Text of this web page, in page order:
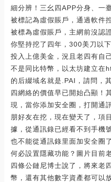
細分辨！三幺四APP分身、一
被標記為虛假賬戶，通過軟件
被標為虛假賬戶，主網前沒認
你堅持挖了四年，300美刀以
投入上億美金，況且老四有自
不是同比特幣，以太坊建立在
的后綴域名就是.PAI，請問，
四網絡的價值早已開始凸顯！
現，當你添加安全圈，打開通
朋好友在挖，現在變天了，項
據，從通訊錄已經看不到手機
也不能從通訊錄里面加安全圈
何必設置隱藏功能？圖片目前
四條公鏈尼博士說了，將來老
幣，還有其他數字資產都可以